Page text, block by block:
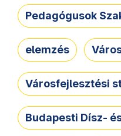
Pedagógusok
elemzés
Városfejlesztési
Budapesti Dísz-